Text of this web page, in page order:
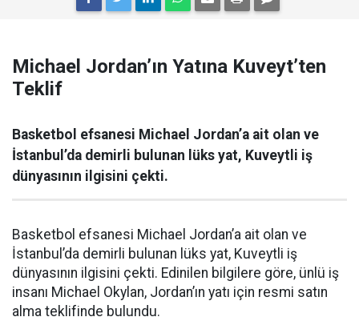
Michael Jordan’ın Yatına Kuveyt’ten
Teklif
Basketbol efsanesi Michael Jordan’a ait olan ve
İstanbul’da demirli bulunan lüks yat, Kuveytli iş
dünyasının ilgisini çekti.
Basketbol efsanesi Michael Jordan’a ait olan ve
İstanbul’da demirli bulunan lüks yat, Kuveytli iş
dünyasının ilgisini çekti. Edinilen bilgilere göre, ünlü iş
insanı Michael Okylan, Jordan’ın yatı için resmi satın
alma teklifinde bulundu.